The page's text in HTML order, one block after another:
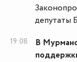
депутаты
19:08
В